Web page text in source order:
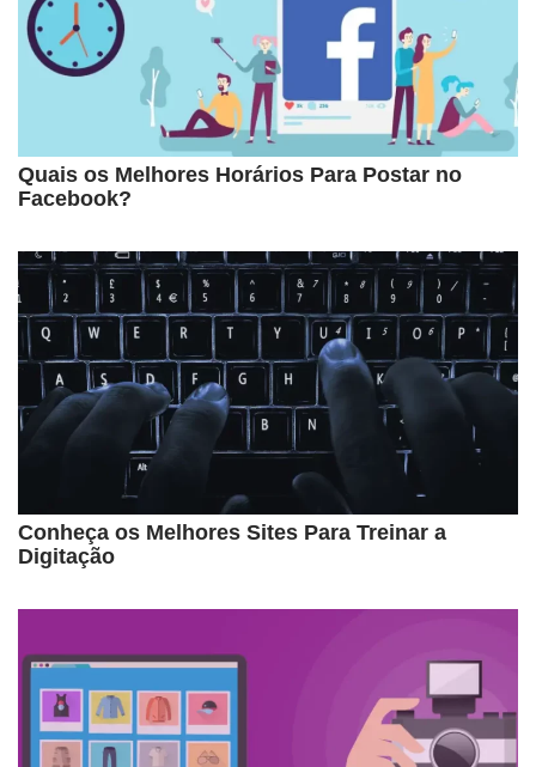
Quais os Melhores Horários Para Postar no
Facebook?
Conheça os Melhores Sites Para Treinar a
Digitação